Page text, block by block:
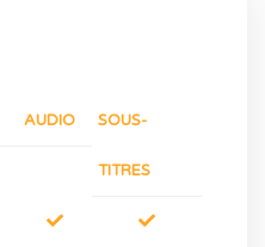
AUDIO SOUS-
TITRES